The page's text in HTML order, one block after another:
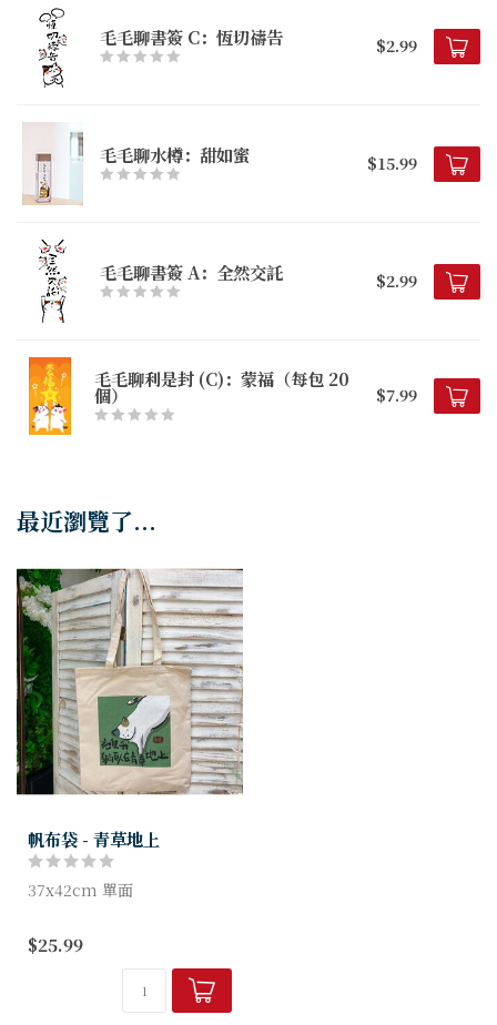
毛毛聊書簽 C：恆切禱告 $2.99
毛毛聊水樽：甜如蜜 $15.99
毛毛聊書簽 A：全然交託 $2.99
毛毛聊利是封 (C)：蒙福（每包 20
個） $7.99
最近瀏覽了...
帆布袋 - 青草地上
37x42cm 單面
品牌：毛毛聊 CinGaryee
產品編號：M60081
$25.99